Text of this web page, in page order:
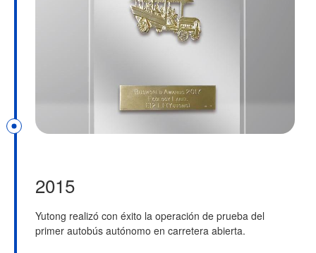
2015
Yutong realizó con éxito la operación de prueba del
primer autobús autónomo en carretera abierta.